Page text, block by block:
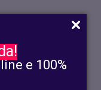
e 100%